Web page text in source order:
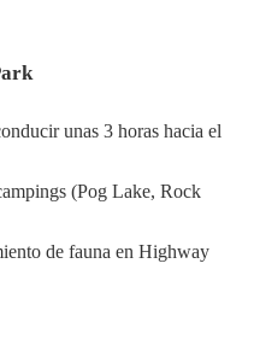
unas 3 horas hacia el
(Pog Lake, Rock
de fauna en Highway